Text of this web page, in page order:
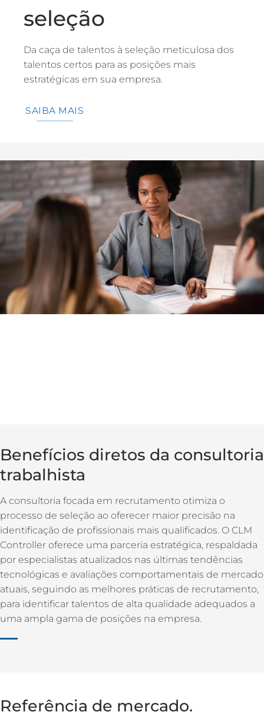
seleção
Da caça de talentos à seleção meticulosa dos
talentos certos para as posições mais
estratégicas em sua empresa.
SAIBA MAIS
Benefícios diretos da consultoria
trabalhista
A consultoria focada em recrutamento otimiza o
processo de seleção ao oferecer maior precisão na
identificação de profissionais mais qualificados. O CLM
Controller oferece uma parceria estratégica, respaldada
por especialistas atualizados nas últimas tendências
tecnológicas e avaliações comportamentais de mercado
atuais, seguindo as melhores práticas de recrutamento,
para identificar talentos de alta qualidade adequados a
uma ampla gama de posições na empresa.
Referência de mercado.